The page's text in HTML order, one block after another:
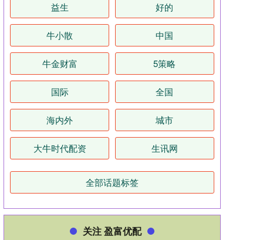
益生 好的
牛小散 中国
牛金财富 5策略
国际 全国
海内外 城市
大牛时代配资 生讯网
全部话题标签
关注 盈富优配